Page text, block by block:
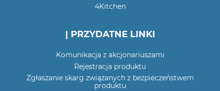
4Kitchen
| PRZYDATNE LINKI
Komunikacja z akcjonariuszami
Rejestracja produktu
Zgłaszanie skarg związanych z bezpieczeństwem
produktu